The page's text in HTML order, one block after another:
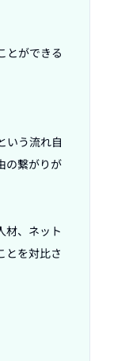
とができる
いう流れ自
の繋がりが
材、ネット
とを対比さ